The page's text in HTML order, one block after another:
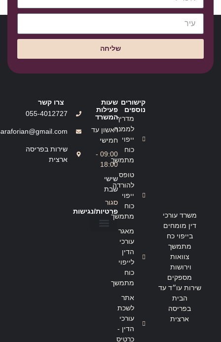
שליחה
משרד עורכי
דין מומחים
בייפוי כח
מתמשך
צוואות
וירושות
מספקים
שירות עו״ד עד
הבית
בפריסה
ארצית
קישורים
נוספים
מדריך
לממנה
ייפוי
כוח
מתמשך
טופס
להורדה
ייפוי
כוח
מתמשך
מאגר
עורכי
הדין
לייפוי
כוח
מתמשך
אתר
לשכת
עורכי
הדין -
כרטיס
שעות
פעילות
המשרד
ראשון עד
חמישי
09:00 -
18:00
שישי
שבת
סגור
פרטיות/נגישות
צרו קשר
055-4012727
שירות בפריסה
ארצית